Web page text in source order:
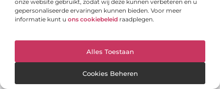
onze website gebruikt, zodat wij deze kunnen verbeteren en u
gepersonaliseerde ervaringen kunnen bieden. Voor meer
informatie kunt u ons cookiebeleid raadplegen.
Alles Toestaan
Cookies Beheren
families en schaatsliefhebbers is een bezoek aan
de schaatsbaan